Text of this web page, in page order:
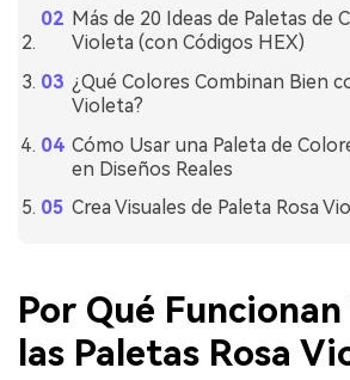
Más de 20 Ideas de Paletas de
Violeta (con Códigos HEX)
¿Qué Colores Combinan Bien
Violeta?
Cómo Usar una Paleta de
en Diseños Reales
Crea Visuales de Paleta Rosa
Por Qué Funcionan
las Paletas Rosa